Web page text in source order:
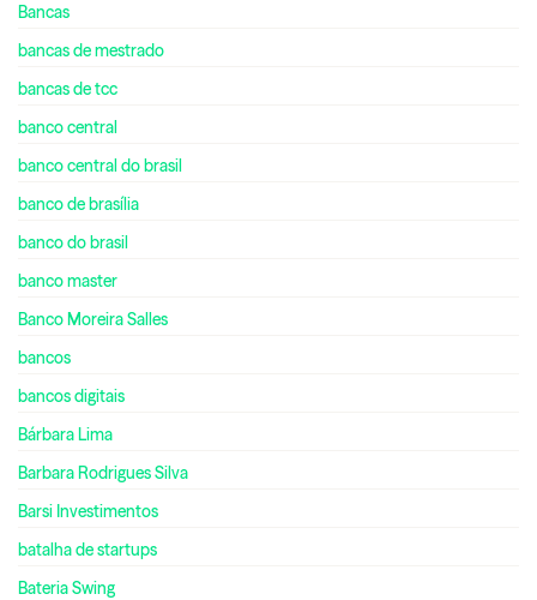
Bancas
bancas de mestrado
bancas de tcc
banco central
banco central do brasil
banco de brasília
banco do brasil
banco master
Banco Moreira Salles
bancos
bancos digitais
Bárbara Lima
Barbara Rodrigues Silva
Barsi Investimentos
batalha de startups
Bateria Swing